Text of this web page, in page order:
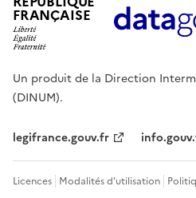
FRANÇAISE
Un produit de la Direction
(DINUM).
legifrance.gouv.fr
Licences Modalités d'utilisation